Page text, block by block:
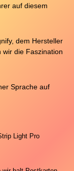
auf diesem
dem Hersteller
wir die Faszination
Sprache auf
Light Pro